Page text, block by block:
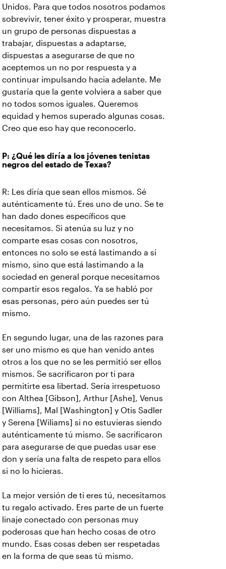
Unidos. Para que todos nosotros podamos
sobrevivir, tener éxito y prosperar, muestra
un grupo de personas dispuestas a
trabajar, dispuestas a adaptarse,
dispuestas a asegurarse de que no
aceptemos un no por respuesta y a
continuar impulsando hacia adelante. Me
gustaría que la gente volviera a saber que
no todos somos iguales. Queremos
equidad y hemos superado algunas cosas.
Creo que eso hay que reconocerlo.
P: ¿Qué les diría a los jóvenes tenistas
negros del estado de Texas?
R: Les diría que sean ellos mismos. Sé
auténticamente tú. Eres uno de uno. Se te
han dado dones específicos que
necesitamos. Si atenúa su luz y no
comparte esas cosas con nosotros,
entonces no solo se está lastimando a sí
mismo, sino que está lastimando a la
sociedad en general porque necesitamos
compartir esos regalos. Ya se habló por
esas personas, pero aún puedes ser tú
mismo.
En segundo lugar, una de las razones para
ser uno mismo es que han venido antes
otros a los que no se les permitió ser ellos
mismos. Se sacrificaron por ti para
permitirte esa libertad. Sería irrespetuoso
con Althea [Gibson], Arthur [Ashe], Venus
[Williams], Mal [Washington] y Otis Sadler
y Serena [Wiliams] si no estuvieras siendo
auténticamente tú mismo. Se sacrificaron
para asegurarse de que puedas usar ese
don y sería una falta de respeto para ellos
si no lo hicieras.
La mejor versión de ti eres tú, necesitamos
tu regalo activado. Eres parte de un fuerte
linaje conectado con personas muy
poderosas que han hecho cosas de otro
mundo. Esas cosas deben ser respetadas
en la forma de que seas tú mismo.